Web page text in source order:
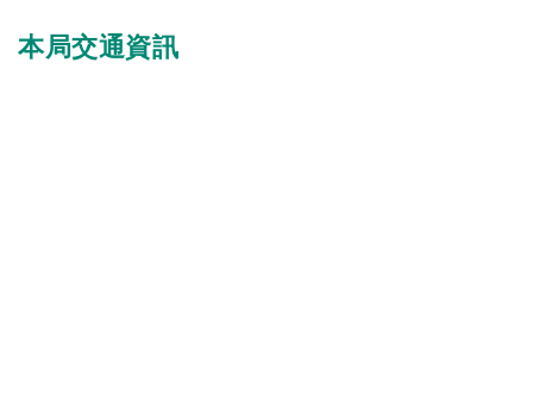
本局交通資訊